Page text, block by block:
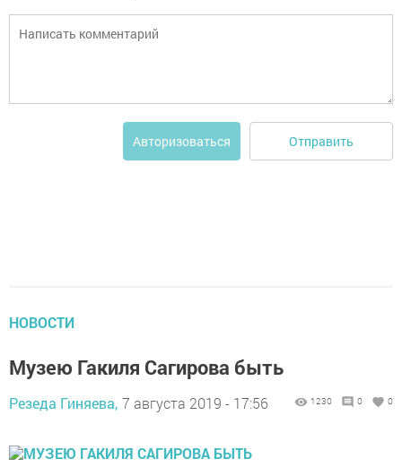
Авторизоваться Отправить
НОВОСТИ
Музею Гакиля Сагирова быть
Резеда Гиняева, 7 августа 2019 - 17:56 1230 0 0